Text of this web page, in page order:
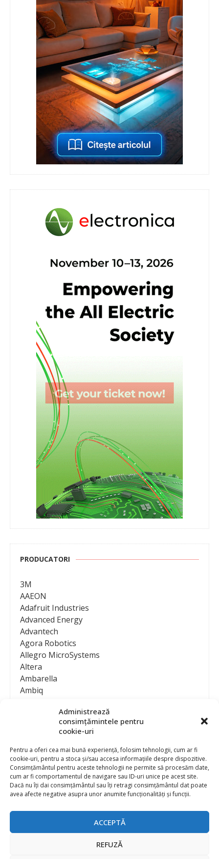
Administrează
consimțămintele pentru
cookie-uri
Pentru a oferi cea mai bună experiență, folosim tehnologii, cum ar fi
cookie-uri, pentru a stoca și/sau accesa informațiile despre dispozitive.
Consimțământul pentru aceste tehnologii ne permite să procesăm date,
cum ar fi comportamentul de navigare sau ID-uri unice pe acest site.
Dacă nu îți dai consimțământul sau îți retragi consimțământul dat poate
avea afecte negative asupra unor anumite funcționalități și funcții.
ACCEPTĂ
REFUZĂ
PRODUCATORI
3M
AAEON
Adafruit Industries
Advanced Energy
Advantech
Agora Robotics
Allegro MicroSystems
Altera
Ambarella
Ambiq
Analog Devices
Anritsu Corporation
Ansys
APS
Arduino
Arm
Asentics
ATEN International
Contact
Publicitate
Abonament la revista “Electronica Azi”